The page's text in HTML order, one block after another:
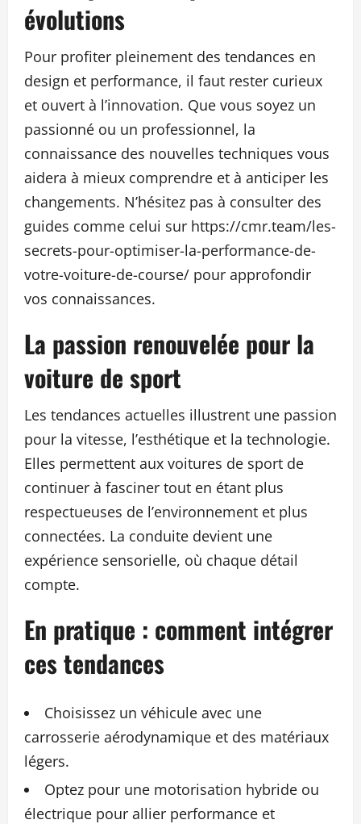
évolutions
Pour profiter pleinement des tendances en
design et performance, il faut rester curieux
et ouvert à l’innovation. Que vous soyez un
passionné ou un professionnel, la
connaissance des nouvelles techniques vous
aidera à mieux comprendre et à anticiper les
changements. N’hésitez pas à consulter des
guides comme celui sur https://cmr.team/les-
secrets-pour-optimiser-la-performance-de-
votre-voiture-de-course/ pour approfondir
vos connaissances.
La passion renouvelée pour la
voiture de sport
Les tendances actuelles illustrent une passion
pour la vitesse, l’esthétique et la technologie.
Elles permettent aux voitures de sport de
continuer à fasciner tout en étant plus
respectueuses de l’environnement et plus
connectées. La conduite devient une
expérience sensorielle, où chaque détail
compte.
En pratique : comment intégrer
ces tendances
Choisissez un véhicule avec une
carrosserie aérodynamique et des matériaux
légers.
Optez pour une motorisation hybride ou
électrique pour allier performance et